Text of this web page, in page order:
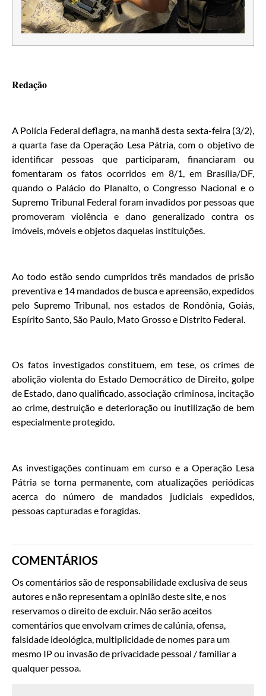
Redação
A Polícia Federal deflagra, na manhã desta sexta-feira (3/2),
a quarta fase da Operação Lesa Pátria, com o objetivo de
identificar pessoas que participaram, financiaram ou
fomentaram os fatos ocorridos em 8/1, em Brasília/DF,
quando o Palácio do Planalto, o Congresso Nacional e o
Supremo Tribunal Federal foram invadidos por pessoas que
promoveram violência e dano generalizado contra os
imóveis, móveis e objetos daquelas instituições.
Ao todo estão sendo cumpridos três mandados de prisão
preventiva e 14 mandados de busca e apreensão, expedidos
pelo Supremo Tribunal, nos estados de Rondônia, Goiás,
Espírito Santo, São Paulo, Mato Grosso e Distrito Federal.
Os fatos investigados constituem, em tese, os crimes de
abolição violenta do Estado Democrático de Direito, golpe
de Estado, dano qualificado, associação criminosa, incitação
ao crime, destruição e deterioração ou inutilização de bem
especialmente protegido.
As investigações continuam em curso e a Operação Lesa
Pátria se torna permanente, com atualizações periódicas
acerca do número de mandados judiciais expedidos,
pessoas capturadas e foragidas.
COMENTÁRIOS
Os comentários são de responsabilidade exclusiva de seus
autores e não representam a opinião deste site, e nos
reservamos o direito de excluir. Não serão aceitos
comentários que envolvam crimes de calúnia, ofensa,
falsidade ideológica, multiplicidade de nomes para um
mesmo IP ou invasão de privacidade pessoal / familiar a
qualquer pessoa.